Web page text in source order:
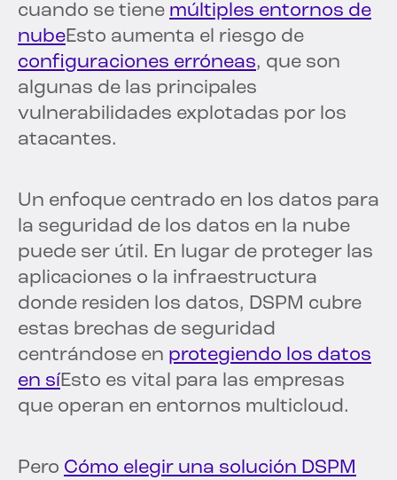
cuando se tiene múltiples entornos de
nubeEsto aumenta el riesgo de
configuraciones erróneas, que son
algunas de las principales
vulnerabilidades explotadas por los
atacantes.
Un enfoque centrado en los datos para
la seguridad de los datos en la nube
puede ser útil. En lugar de proteger las
aplicaciones o la infraestructura
donde residen los datos, DSPM cubre
estas brechas de seguridad
centrándose en protegiendo los datos
en síEsto es vital para las empresas
que operan en entornos multicloud.
Pero Cómo elegir una solución DSPM